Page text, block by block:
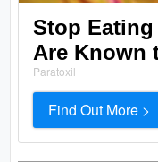
Stop
Are Known
Paratoxil
Find Out More >